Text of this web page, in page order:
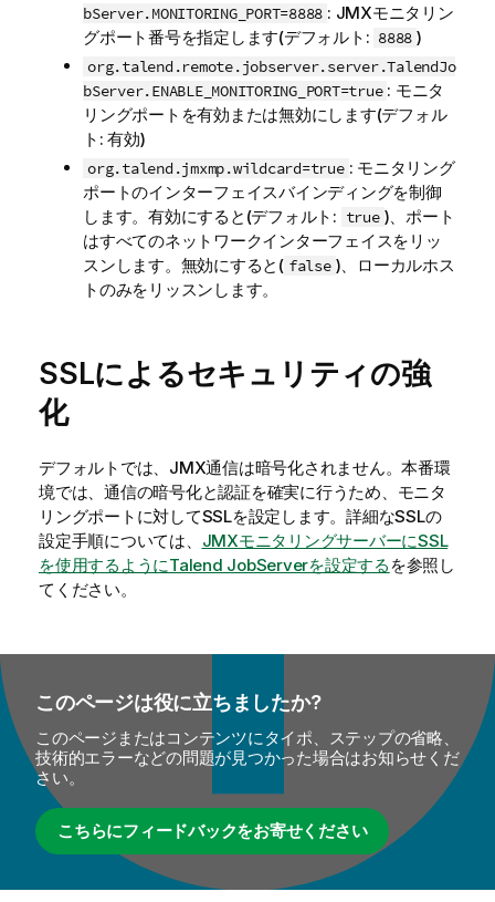
bServer.MONITORING_PORT=8888 : JMXモニタリン
グポート番号を指定します(デフォルト: 8888 )
org.talend.remote.jobserver.server.TalendJo
bServer.ENABLE_MONITORING_PORT=true : モニタ
リングポートを有効または無効にします(デフォル
ト: 有効)
org.talend.jmxmp.wildcard=true : モニタリング
ポートのインターフェイスバインディングを制御
します。有効にすると(デフォルト: true )、ポート
はすべてのネットワークインターフェイスをリッ
スンします。無効にすると( false )、ローカルホス
トのみをリッスンします。
SSLによるセキュリティの強
化
デフォルトでは、JMX通信は暗号化されません。本番環
境では、通信の暗号化と認証を確実に行うため、モニタ
リングポートに対してSSLを設定します。詳細なSSLの
設定手順については、 JMXモニタリングサーバーにSSL
を使用するようにTalend JobServerを設定する を参照し
てください。
このページは役に立ちましたか?
このページまたはコンテンツにタイポ、ステップの省略、
技術的エラーなどの問題が見つかった場合はお知らせくだ
さい。
こちらにフィードバックをお寄せください